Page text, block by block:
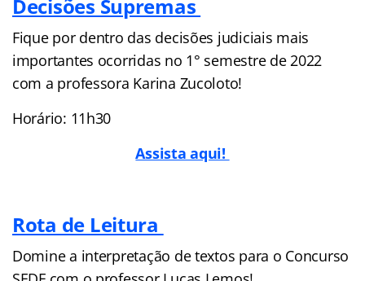
Decisões Supremas
Fique por dentro das decisões judiciais mais
importantes ocorridas no 1° semestre de 2022
com a professora Karina Zucoloto!
Horário: 11h30
Assista aqui!
Rota de Leitura
Domine a interpretação de textos para o Concurso